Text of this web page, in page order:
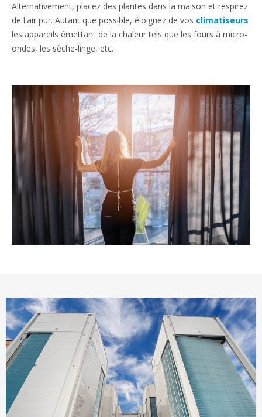
Alternativement, placez des plantes dans la maison et respirez
de l'air pur. Autant que possible, éloignez de vos climatiseurs
les appareils émettant de la chaleur tels que les fours à micro-
ondes, les sèche-linge, etc.